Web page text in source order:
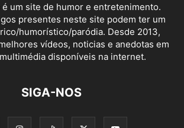
é um site de humor e entretenimento.
presentes neste site podem ter um
humorístico/paródia. Desde 2013,
vídeos, noticias e anedotas em
disponíveis na internet.
SIGA-NOS